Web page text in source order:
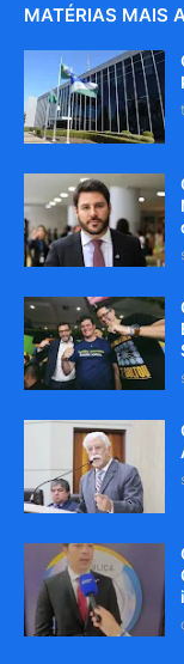
MATÉRIAS MAIS